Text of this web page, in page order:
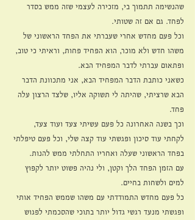
שהנשימה תתמוך בי, מזכירה לעצמי שזה ממש בסדר
לפחד. גם אם זה שטותי.
וכל פעם מחדש אחרי שעברתי את הפחד הראשוני של
משהו חדש ולא מוכר, הוא הפחיד פחות, וראיתי כי טוב,
ופתאום עברתי לדבר המפחיד הבא.
כשאני כותבת הדבר המפחיד הבא, אני מתכוונת הדבר
הבא שרציתי, שהיתה לי תשוקה אליו, שלצד הרצון עלה
פחד.
וכך בשנה האחרונה כל פעם עשיתי צעד ועוד צעד,
לקחתי עוד סיכון ופגשתי עוד קצה שלי, וכל פעם טיפלתי
בפחד הראשוני שעלה ואחריו התחלתי ממש להנות.
עם הזמן הפחד הלך וקטן, ולי נהיה פשוט יותר לקפוץ
למים ולשחות בחיים.
כל פעם מחדש התמודדתי עם משהו שממש הפחיד אותי
ופגשתי מנעד רגשי גדול יותר בתוכי שהסכמתי לפגוש